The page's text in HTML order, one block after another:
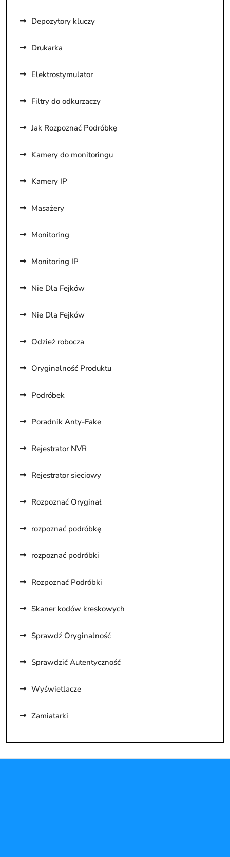
Depozytory kluczy
Drukarka
Elektrostymulator
Filtry do odkurzaczy
Jak Rozpoznać Podróbkę
Kamery do monitoringu
Kamery IP
Masażery
Monitoring
Monitoring IP
Nie Dla Fejków
Nie Dla Fejków
Odzież robocza
Oryginalność Produktu
Podróbek
Poradnik Anty-Fake
Rejestrator NVR
Rejestrator sieciowy
Rozpoznać Oryginał
rozpoznać podróbkę
rozpoznać podróbki
Rozpoznać Podróbki
Skaner kodów kreskowych
Sprawdź Oryginalność
Sprawdzić Autentyczność
Wyświetlacze
Zamiatarki